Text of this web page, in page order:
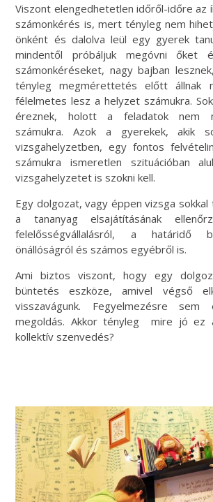
Viszont elengedhetetlen időről-időre az
számonkérés is, mert tényleg nem
önként és dalolva leül egy gyerek
mindentől próbáljuk megóvni őket
számonkéréseket, nagy bajban
tényleg megmérettetés előtt állnak
félelmetes lesz a helyzet számukra.
éreznek, holott a feladatok nem
számukra. Azok a gyerekek, akik
vizsgahelyzetben, egy fontos
számukra ismeretlen szituációban
vizsgahelyzetet is szokni kell.
Egy dolgozat, vagy éppen vizsga
a tananyag elsajátításának
felelősségvállalásról, a határidő
önállóságról és számos egyébről is.
Ami biztos viszont, hogy egy
büntetés eszköze, amivel végső
visszavágunk. Fegyelmezésre sem
megoldás. Akkor tényleg mire jó ez
kollektív szenvedés?